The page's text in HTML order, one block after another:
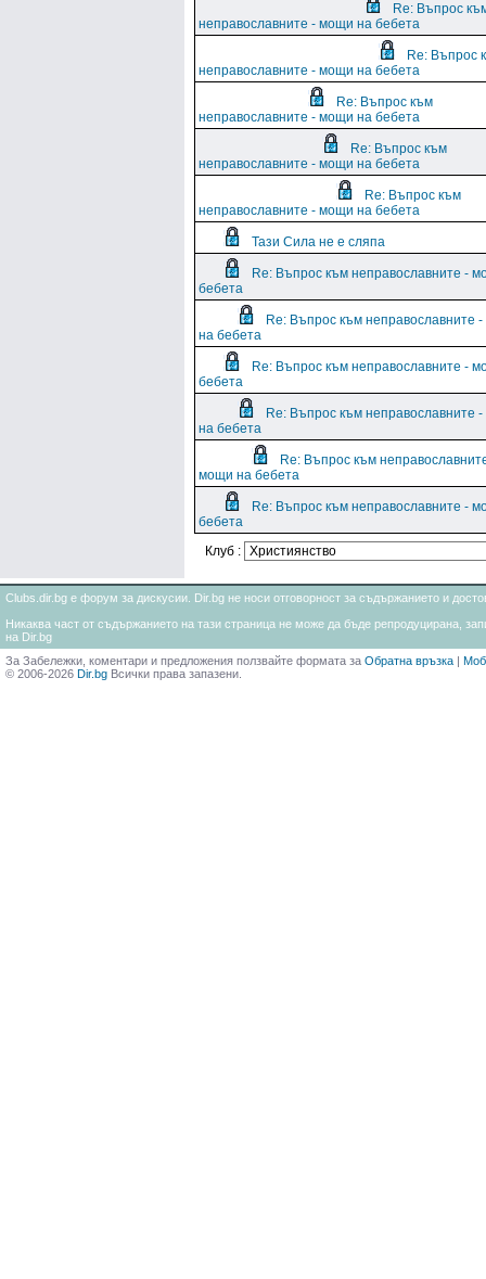
Re: Въпрос
неправославните - мощи на бебета
Re: Въпрос
неправославните - мощи на бебета
Re: Въпрос към
неправославните - мощи на бебета
Re: Въпрос към
неправославните - мощи на бебета
Re: Въпрос към
неправославните - мощи на бебета
Тази Сила не е сляпа
Re: Въпрос към неправославните -
бебета
Re: Въпрос към неправославните
на бебета
Re: Въпрос към неправославните -
бебета
Re: Въпрос към неправославните
на бебета
Re: Въпрос към
мощи на бебета
Re: Въпрос към неправославните -
бебета
Клуб :
Clubs.dir.bg е форум за дискусии. Dir.bg не носи отговорност за съдържанието и
Никаква част от съдържанието на тази страница не може да бъде репродуцирана,
на Dir.bg
За Забележки, коментари и предложения ползвайте формата за Обратна връзка |
© 2006-2026 Dir.bg Всички права запазени.